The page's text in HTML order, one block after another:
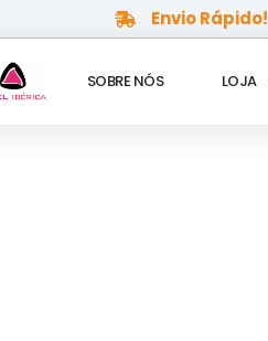
Envio Rápido!
SOBRE NÓS LOJA